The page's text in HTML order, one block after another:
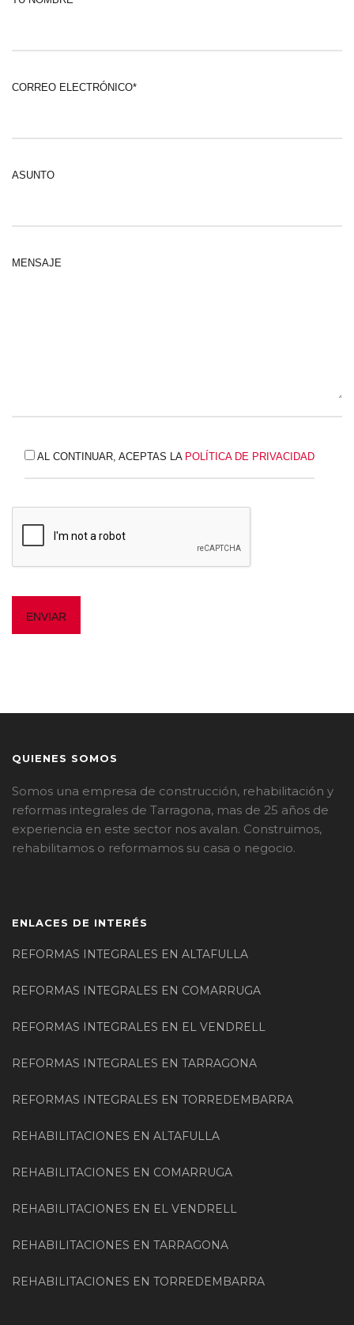
CORREO ELECTRÓNICO*
ASUNTO
MENSAJE
AL CONTINUAR, ACEPTAS LA POLÍTICA DE PRIVACIDAD
QUIENES SOMOS
Somos una empresa de construcción, rehabilitación y
reformas integrales de Tarragona, mas de 25 años de
experiencia en este sector nos avalan. Construimos,
rehabilitamos o reformamos su casa o negocio.
ENLACES DE INTERÉS
REFORMAS INTEGRALES EN ALTAFULLA
REFORMAS INTEGRALES EN COMARRUGA
REFORMAS INTEGRALES EN EL VENDRELL
REFORMAS INTEGRALES EN TARRAGONA
REFORMAS INTEGRALES EN TORREDEMBARRA
REHABILITACIONES EN ALTAFULLA
REHABILITACIONES EN COMARRUGA
REHABILITACIONES EN EL VENDRELL
REHABILITACIONES EN TARRAGONA
REHABILITACIONES EN TORREDEMBARRA